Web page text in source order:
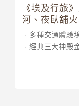
《埃及行旅
河、夜臥舖
館 10 日
多種交通體驗
經典三大神殿